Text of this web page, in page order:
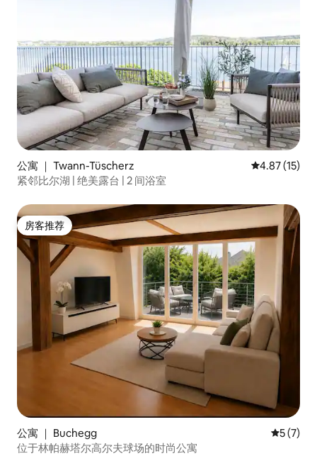
公寓 ｜ Twann-Tüscherz 平均评分
4.87 (15)
紧邻比尔湖 | 绝美露台 | 2 间浴室
房客推荐
房客推荐
公寓 ｜ Buchegg 平均评分
5 (7)
位于林帕赫塔尔高尔夫球场的时尚公寓